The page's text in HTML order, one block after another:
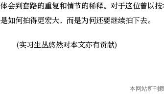
体会到套路的重复和情节的稀释。对于这位曾以
是如何拍得更宏大，而是为何还要继续拍下去。
(实习生丛悠然对本文亦有贡献)
本网站所刊